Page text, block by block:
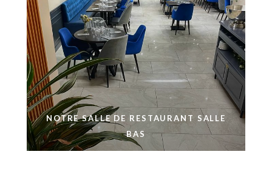
NOTRE SALLE DE RESTAURANT SALLE
BAS
Le Kuzu